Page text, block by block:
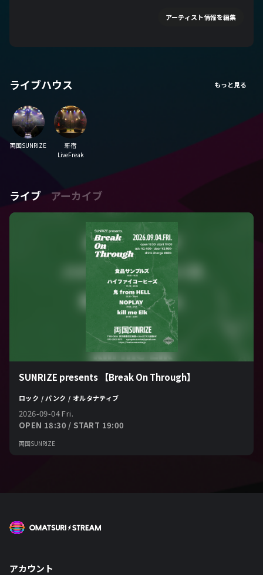
アーティスト情報を編集
ライブハウス
両国SUNRIZE
新宿
LiveFreak
ライブ アーカイブ
SUNRIZE presents 【Break On Through】
ロック / パンク / オルタナティブ
2026-09-04 Fri.
OPEN 18:30 / START 19:00
両国SUNRIZE
アカウント